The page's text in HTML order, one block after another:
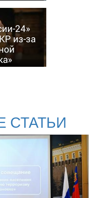
24»
из-за
СТАТЬИ